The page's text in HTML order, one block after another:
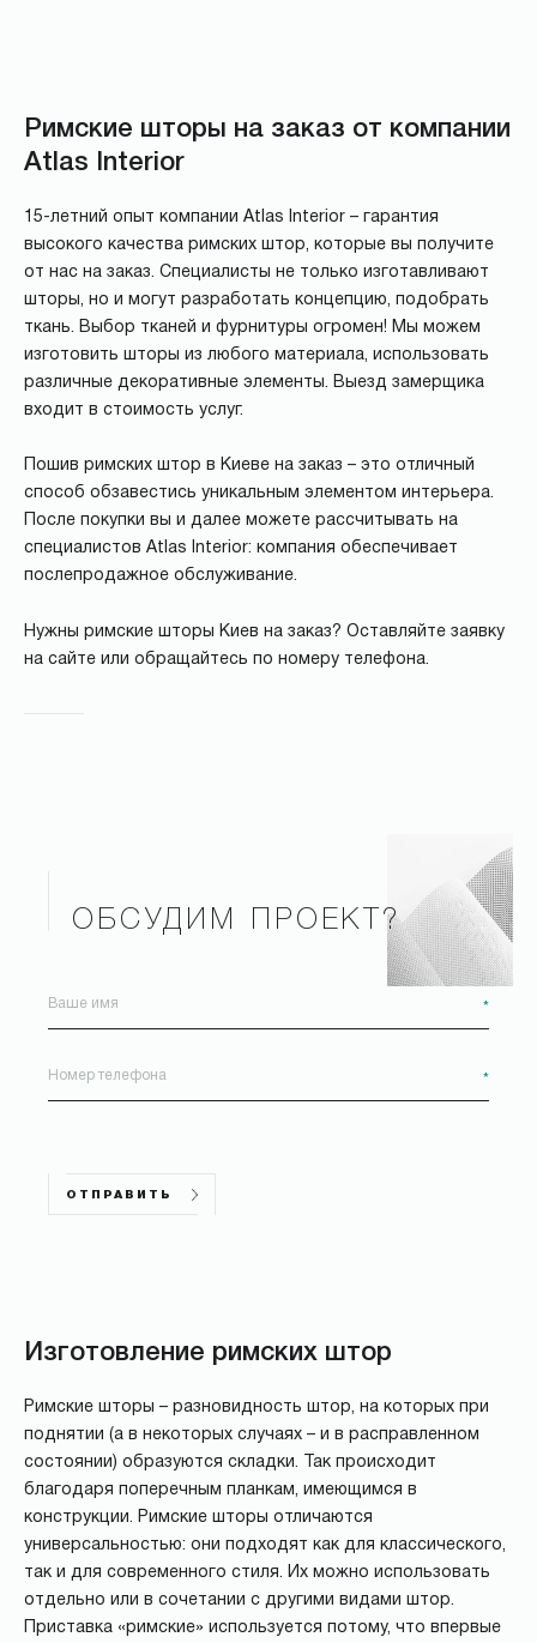
Римские шторы на заказ от компании
Atlas Interior
15-летний опыт компании Atlas Interior – гарантия
высокого качества римских штор, которые вы получите
от нас на заказ. Специалисты не только изготавливают
шторы, но и могут разработать концепцию, подобрать
ткань. Выбор тканей и фурнитуры огромен! Мы можем
изготовить шторы из любого материала, использовать
различные декоративные элементы. Выезд замерщика
входит в стоимость услуг.
Пошив римских штор в Киеве на заказ – это отличный
способ обзавестись уникальным элементом интерьера.
После покупки вы и далее можете рассчитывать на
специалистов Atlas Interior: компания обеспечивает
послепродажное обслуживание.
Нужны римские шторы Киев на заказ? Оставляйте заявку
на сайте или обращайтесь по номеру телефона.
ОБСУДИМ ПРОЕКТ?
*
*
ОТПРАВИТЬ
Изготовление римских штор
Римские шторы – разновидность штор, на которых при
поднятии (а в некоторых случаях – и в расправленном
состоянии) образуются складки. Так происходит
благодаря поперечным планкам, имеющимся в
конструкции. Римские шторы отличаются
универсальностью: они подходят как для классического,
так и для современного стиля. Их можно использовать
отдельно или в сочетании с другими видами штор.
Приставка «римские» используется потому, что впервые